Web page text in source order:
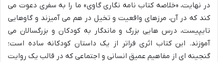
در نهایت، «خلاصه کتاب نامه نگاری گاوی» ما را به سفری دعوت می
کند که در آن، مرزهای واقعیت و تخیل در هم می آمیزند و گاوهایی
تایپیست، درس هایی بزرگ و ماندگار به کودکان و بزرگسالان می
آموزند. این کتاب اثری فراتر از یک داستان کودکانه ساده است؛
گنجینه ای از مفاهیم عمیق انسانی و اجتماعی که در قالب یک روایت